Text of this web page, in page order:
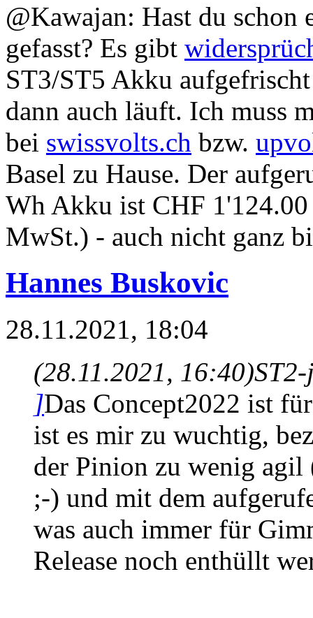
@Kawajan: Hast du
gefasst? Es gibt
ST3/ST5 Akku
dann auch läuft. Ich muss
bei swissvolts.ch bzw.
Basel zu Hause. Der
Wh Akku ist CHF
MwSt.) - auch nicht ganz
Hannes Buskovic
28.11.2021, 18:04
(28.11.2021, 16:40)
]Das Concept2022 ist
ist es mir zu wuchtig,
der Pinion zu wenig agil
;-) und mit dem
was auch immer für
Release noch enthüllt